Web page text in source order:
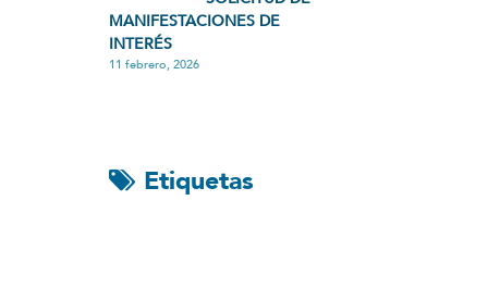
MANIFESTACIONES DE
INTERÉS
11 febrero, 2026
Etiquetas